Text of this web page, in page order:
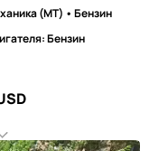
(MT) • Бензин
Бензин